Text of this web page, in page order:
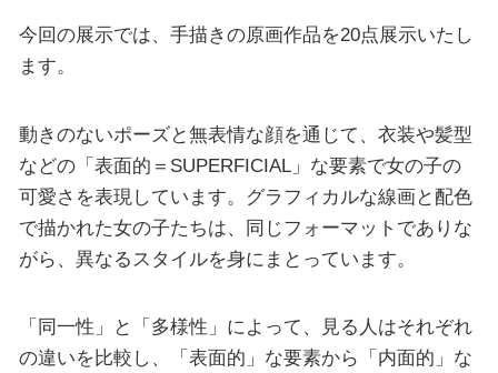
今回の展示では、手描きの原画作品を20点展示いたし
ます。
動きのないポーズと無表情な顔を通じて、衣装や髪型
などの「表面的＝SUPERFICIAL」な要素で女の子の
可愛さを表現しています。グラフィカルな線画と配色
で描かれた女の子たちは、同じフォーマットでありな
がら、異なるスタイルを身にまとっています。
「同一性」と「多様性」によって、見る人はそれぞれ
の違いを比較し、「表面的」な要素から「内面的」な